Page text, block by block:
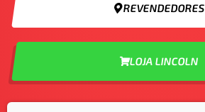
REVENDEDORES
LOJA LINCOLN